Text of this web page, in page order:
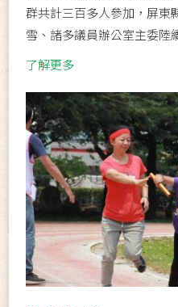
群共計三百多人參加，屏東
雪、諸多議員辦公室主委陸
了解更多